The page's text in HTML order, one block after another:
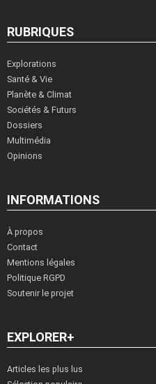
RUBRIQUES
Explorations
Santé & Vie
Planète & Climat
Sociétés & Futurs
Dossiers
Multimédia
Opinions
INFORMATIONS
À propos
Contact
Mentions légales
Politique RGPD
Soutenir le projet
EXPLORER+
Articles les plus lus